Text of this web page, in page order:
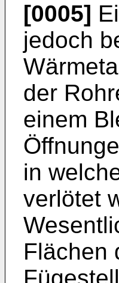
[0005]
jedoch
der
einem
in
verlötet
Flächen